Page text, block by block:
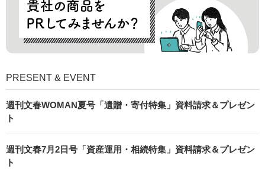
PRESENT & EVENT
週刊文春WOMAN夏号「遺贈・寄付特集」資料請求＆プレゼン
ト
週刊文春7月2日号「資産運用・相続特集」資料請求＆プレゼン
ト